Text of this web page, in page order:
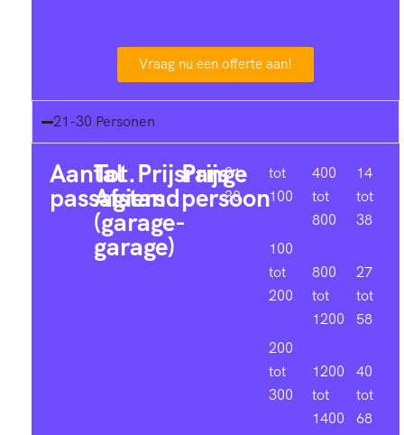
Vraag nu een offerte aan!
21-30 Personen
Aantal
passagiers
Tot.
Afstand
(garage-
garage)
Prijsrange
Prijs
persoon
21-
30
tot
100
100
tot
200
200
tot
300
400
tot
800
800
tot
1200
1200
tot
1400
14
tot
38
27
tot
58
40
tot
68